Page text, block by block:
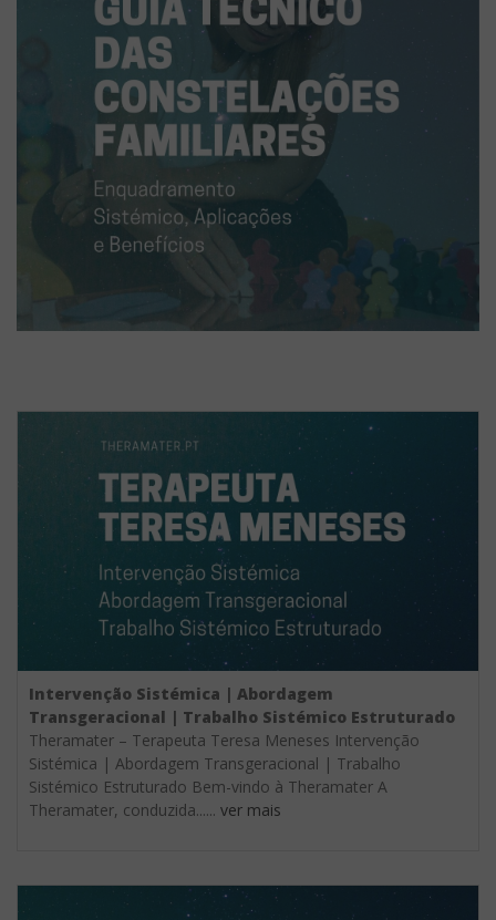
Intervenção Sistémica | Abordagem
Transgeracional | Trabalho Sistémico Estruturado
Theramater – Terapeuta Teresa Meneses Intervenção
Sistémica | Abordagem Transgeracional | Trabalho
Sistémico Estruturado Bem-vindo à Theramater A
Theramater, conduzida...... ver mais